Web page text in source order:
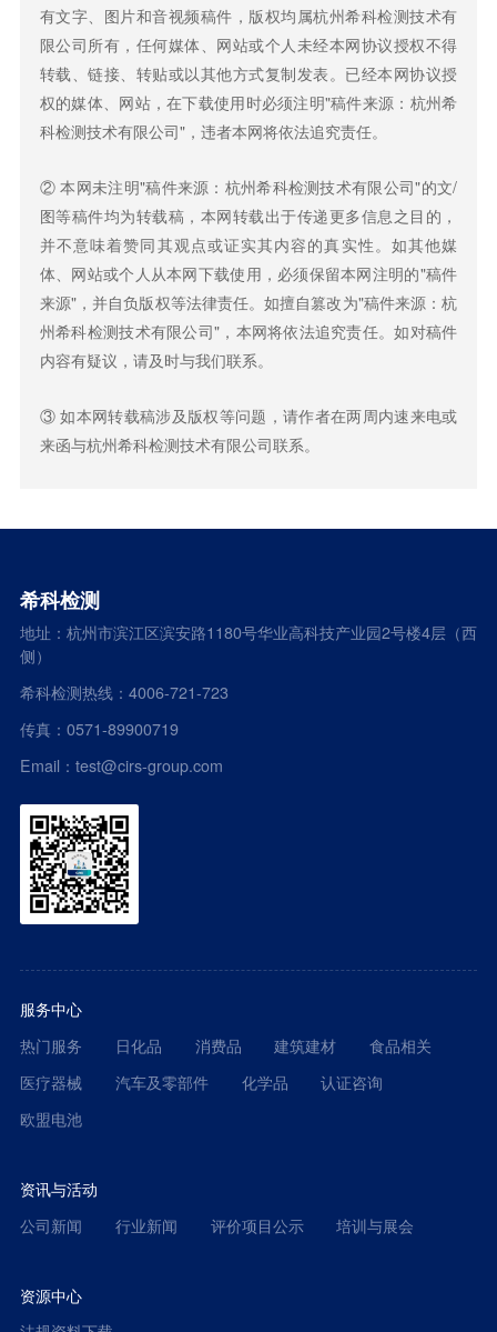
有文字、图片和音视频稿件，版权均属杭州希科检测技术有
限公司所有，任何媒体、网站或个人未经本网协议授权不得
转载、链接、转贴或以其他方式复制发表。已经本网协议授
权的媒体、网站，在下载使用时必须注明"稿件来源：杭州希
科检测技术有限公司"，违者本网将依法追究责任。
② 本网未注明"稿件来源：杭州希科检测技术有限公司"的文/
图等稿件均为转载稿，本网转载出于传递更多信息之目的，
并不意味着赞同其观点或证实其内容的真实性。如其他媒
体、网站或个人从本网下载使用，必须保留本网注明的"稿件
来源"，并自负版权等法律责任。如擅自篡改为"稿件来源：杭
州希科检测技术有限公司"，本网将依法追究责任。如对稿件
内容有疑议，请及时与我们联系。
③ 如本网转载稿涉及版权等问题，请作者在两周内速来电或
来函与杭州希科检测技术有限公司联系。
希科检测
地址：杭州市滨江区滨安路1180号华业高科技产业园2号楼4层（西
侧）
希科检测热线：4006-721-723
传真：0571-89900719
Email：test@cirs-group.com
服务中心
热门服务
日化品 消费品 建筑建材
食品相关
医疗器械
汽车及零部件 化学品
认证咨询
欧盟电池
资讯与活动
公司新闻
行业新闻 评价项目公示 培训与展会
资源中心